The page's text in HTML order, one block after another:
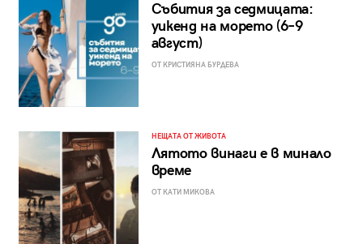
Събития за седмицата:
уикенд на морето (6–9
август)
ОТ КРИСТИЯНА БУРДЕВА
НЕЩАТА ОТ ЖИВОТА
Лятото винаги е в минало
време
ОТ КАТИ МИКОВА